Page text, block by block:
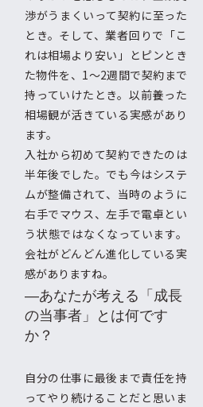
渉がうまくいって契約に至った
とき。そして、業者回りで「こ
れは相場より安い」とピンとき
た物件を、1〜2週間で契約まで
持っていけたとき。以前養った
相場観が活きている実感があり
ます。
入社から初めて契約できたのは
半年後でした。でも今はシステ
ムが整備されて、当時のように
右手でマウス、左手で電卓とい
う状態ではなくなっています。
会社がどんどん進化している実
感がありますね。
―あなたが考える「成長
の当事者」とは何です
か？
自分の仕事に最後まで責任を持
ってやり続けることだと思いま